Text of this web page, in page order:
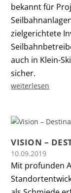
bekannt für
zielgerichtete
auch in Klein-
sicher.
weiterlesen
VISION –
10.09.2019
Mit profunden